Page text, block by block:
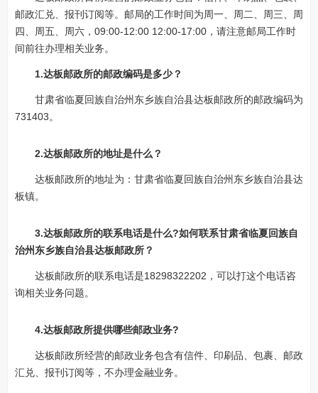
邮政汇兑、报刊订阅等。邮局的工作时间为周一、周二、周三、周
四、周五、周六，09:00-12:00 12:00-17:00，请注意邮局工作时
间前往办理相关业务。
1.达板邮政所的邮政编码是多少？
甘肃省临夏回族自治州东乡族自治县达板邮政所的邮政编码为
731403。
2.达板邮政所的地址是什么？
达板邮政所的地址为：甘肃省临夏回族自治州东乡族自治县达
板镇。
3.达板邮政所的联系电话是什么?如何联系甘肃省临夏回族自
治州东乡族自治县达板邮政所？
达板邮政所的联系电话是18298322202，可以打这个电话咨
询相关业务问题。
4.达板邮政所提供哪些邮政业务?
达板邮政所经营的邮政业务包含有信件、印刷品、包裹、邮政
汇兑、报刊订阅等，不办理金融业务。